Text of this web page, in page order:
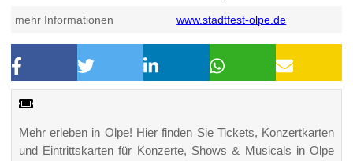
mehr Informationen www.stadtfest-olpe.de
Mehr erleben in Olpe! Hier finden Sie Tickets, Konzertkarten
und Eintrittskarten für Konzerte, Shows & Musicals in Olpe